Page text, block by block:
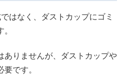
はなく、ダストカップにゴミ
ありませんが、ダストカップや
です。